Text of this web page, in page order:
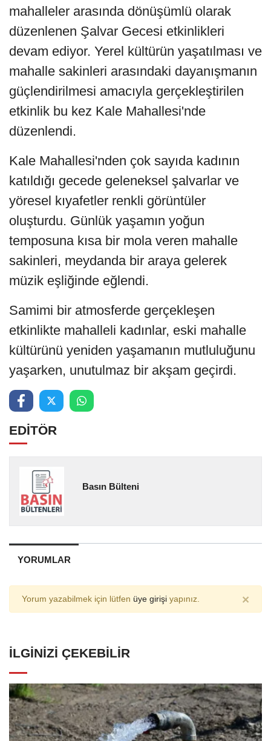
mahalleler arasında dönüşümlü olarak
düzenlenen Şalvar Gecesi etkinlikleri
devam ediyor. Yerel kültürün yaşatılması ve
mahalle sakinleri arasındaki dayanışmanın
güçlendirilmesi amacıyla gerçekleştirilen
etkinlik bu kez Kale Mahallesi'nde
düzenlendi.
Kale Mahallesi'nden çok sayıda kadının
katıldığı gecede geleneksel şalvarlar ve
yöresel kıyafetler renkli görüntüler
oluşturdu. Günlük yaşamın yoğun
temposuna kısa bir mola veren mahalle
sakinleri, meydanda bir araya gelerek
müzik eşliğinde eğlendi.
Samimi bir atmosferde gerçekleşen
etkinlikte mahalleli kadınlar, eski mahalle
kültürünü yeniden yaşamanın mutluluğunu
yaşarken, unutulmaz bir akşam geçirdi.
EDİTÖR
Basın Bülteni
YORUMLAR
Yorum yazabilmek için lütfen üye girişi yapınız. ×
İLGINIZI ÇEKEBILIR